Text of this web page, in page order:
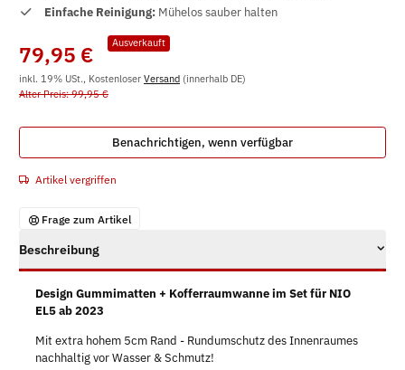
Einfache Reinigung: Mühelos sauber halten
Ausverkauft
79,95 €
inkl. 19% USt., Kostenloser Versand (innerhalb DE)
Alter Preis: 99,95 €
Benachrichtigen, wenn verfügbar
Artikel vergriffen
Frage zum Artikel
Beschreibung
Design Gummimatten + Kofferraumwanne im Set für NIO
EL5 ab 2023
Mit extra hohem 5cm Rand - Rundumschutz des Innenraumes
nachhaltig vor Wasser & Schmutz!